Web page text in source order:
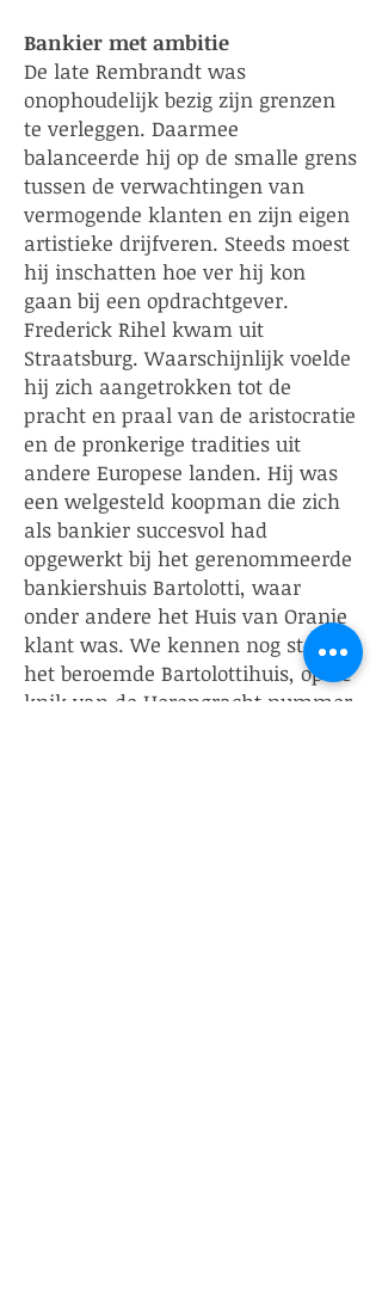
Bankier met ambitie
De late Rembrandt was
onophoudelijk bezig zijn grenzen
te verleggen. Daarmee
balanceerde hij op de smalle grens
tussen de verwachtingen van
vermogende klanten en zijn eigen
artistieke drijfveren. Steeds moest
hij inschatten hoe ver hij kon
gaan bij een opdrachtgever.
Frederick Rihel kwam uit
Straatsburg. Waarschijnlijk voelde
hij zich aangetrokken tot de
pracht en praal van de aristocratie
en de pronkerige tradities uit
andere Europese landen. Hij was
een welgesteld koopman die zich
als bankier succesvol had
opgewerkt bij het gerenommeerde
bankiershuis Bartolotti, waar
onder andere het Huis van Oranje
klant was. We kennen nog steeds
het beroemde Bartolottihuis, op de
knik van de Herengracht nummer